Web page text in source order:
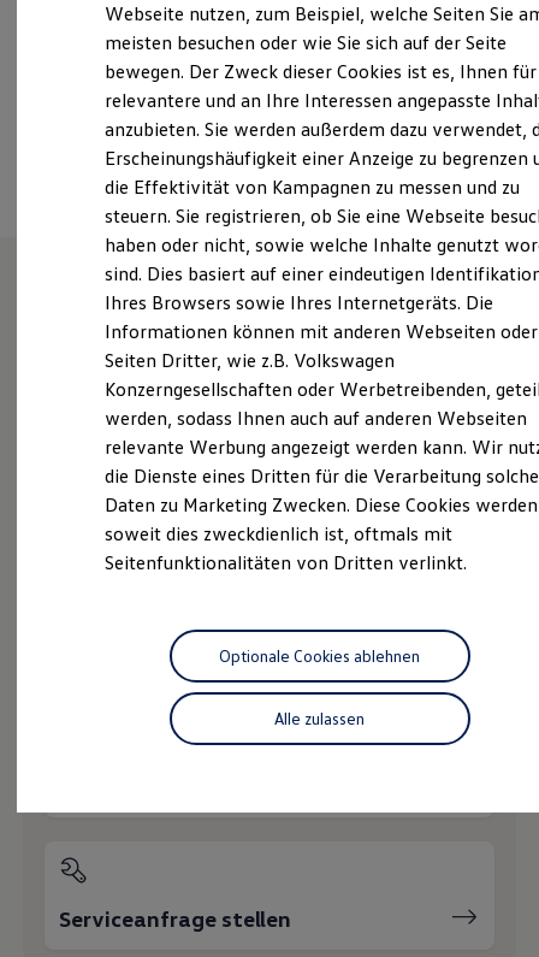
Laden
Laden unterwegs
Laden Zuhause
Ladestationen finden
Ladezeitensimulator
Batterie
Sicherheit
Garantie und Lebensdauer
Nachhaltigkeit
Technologie
Kosten und Kauf
Verbrauchskosten
Kaufoptionen
E-Auto-Förderung
Software und Konnektivität
ID. Software Versionen und Updates
Digitale Extras
Schnittstellen zu Ihrem ID.
Hybridautos
Marke und Erlebnis
Volkswagen R und R Experience
R-Modelle
Driving Experience
Volkswagen entdecken
Lifestyle Shop
T-Roc Kollektion
Golf Kollektion
ID. Kollektion
Volkswagen Kollektion
R-Kollektion
Service und Ersatzteile
Inspektion und HU/AU
info@auto-thomas.de
+49 228 44910
Ansprechpartner
Wie können wir
Ihnen weiterhelfen?
Probefahrt vereinbaren
Fahrzeugangebot anfordern
Serviceanfrage stellen
Webseite nutzen, zum Beispiel, welche Seiten Sie
meisten besuchen oder wie Sie sich auf der Seite
bewegen. Der Zweck dieser Cookies ist es, Ihnen für
relevantere und an Ihre Interessen angepasste
anzubieten. Sie werden außerdem dazu verwendet,
Erscheinungshäufigkeit einer Anzeige zu begrenzen
die Effektivität von Kampagnen zu messen und zu
steuern. Sie registrieren, ob Sie eine Webseite
haben oder nicht, sowie welche Inhalte genutzt
sind. Dies basiert auf einer eindeutigen
Ihres Browsers sowie Ihres Internetgeräts. Die
Informationen können mit anderen Webseiten oder
Seiten Dritter, wie z.B. Volkswagen
Konzerngesellschaften oder Werbetreibenden,
werden, sodass Ihnen auch auf anderen Webseiten
relevante Werbung angezeigt werden kann. Wir
die Dienste eines Dritten für die Verarbeitung
Daten zu Marketing Zwecken. Diese Cookies
soweit dies zweckdienlich ist, oftmals mit
Seitenfunktionalitäten von Dritten verlinkt.
Alle zulassen
Optionale Cookies ablehnen